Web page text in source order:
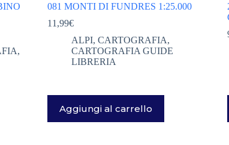
,
081 MONTI DI FUNDRES 1:25.000
11,99€
ALPI, CARTOGRAFIA,
CARTOGRAFIA GUIDE
LIBRERIA
Aggiungi al carrello